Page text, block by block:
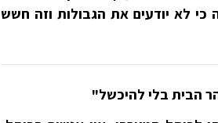
לא יודעים את הגבולות וזה חשש
הבית בלי להיכשל"